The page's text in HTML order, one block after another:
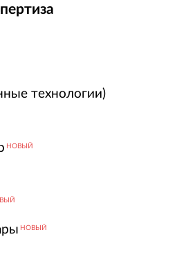
технологии)
НОВЫЙ
НОВЫЙ